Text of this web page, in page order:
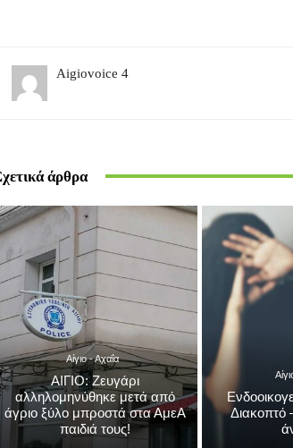
Σχετικά άρθρα
ΑΙΓΙΟ: Ζευγάρι
αλληλομηνύθηκε μετά από
άγριο ξύλο μπροστά στα ΑμεΑ
παιδιά τους!
Διακοπτό